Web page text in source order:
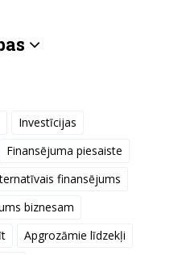
Investīcijas
Finansējuma piesaiste
finansējums
biznesam
Apgrozāmie līdzekļi